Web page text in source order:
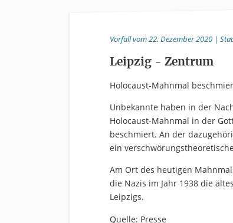
Vorfall vom 22. Dezember 2020 |
Leipzig - Zentrum
Holocaust-Mahnmal
Unbekannte haben in der
Holocaust-Mahnmal in der
beschmiert. An der
ein
Am Ort des heutigen
die Nazis im Jahr 1938 die
Leipzigs.
Quelle: Presse